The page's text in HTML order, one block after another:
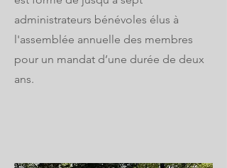
administrateurs bénévoles élus à
l'assemblée annuelle des membres
pour un mandat d’une durée de deux
ans.